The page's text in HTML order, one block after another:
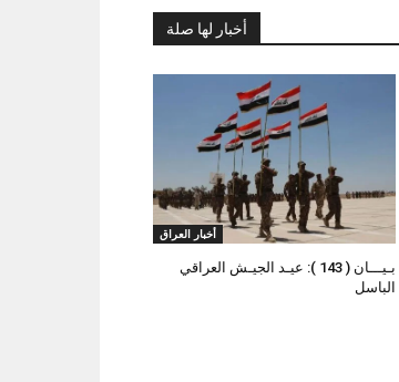
أخبار لها صلة
أخبار العراق
بـيـــان ( 143 ): عيـد الجيـش العراقي
الباسل